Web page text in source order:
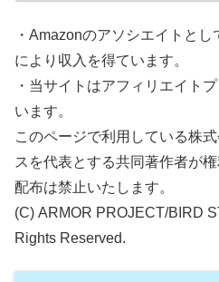
・Amazonのアソシエイトと
により収入を得ています。
・当サイトはアフィリエイト
います。
このページで利用している株
スを代表とする共同著作者が
配布は禁止いたします。
(C) ARMOR PROJECT/BIRD
Rights Reserved.